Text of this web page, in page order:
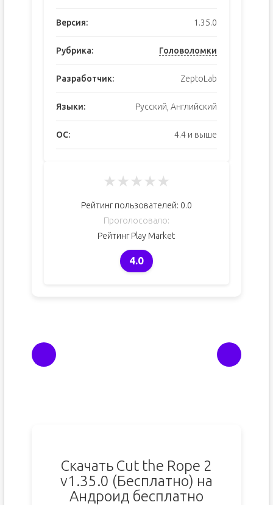
Версия: 1.35.0
Рубрика: Головоломки
Разработчик: ZeptoLab
Языки: Русский, Английский
ОС: 4.4 и выше
★★★★★
Рейтинг пользователей: 0.0
Проголосовало:
Рейтинг Play Market
4.0
Скачать Cut the Rope 2
v1.35.0 (Бесплатно) на
Андроид бесплатно